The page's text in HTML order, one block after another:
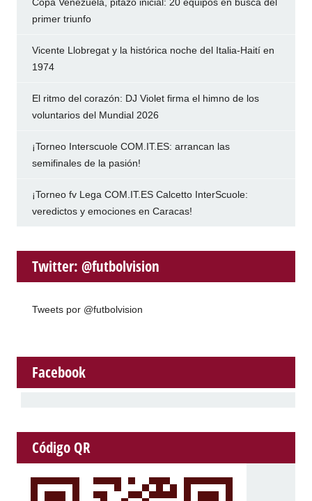
Copa Venezuela, pitazo inicial: 20 equipos en busca del
primer triunfo
Vicente Llobregat y la histórica noche del Italia-Haití en
1974
El ritmo del corazón: DJ Violet firma el himno de los
voluntarios del Mundial 2026
¡Torneo Interscuole COM.IT.ES: arrancan las
semifinales de la pasión!
¡Torneo fv Lega COM.IT.ES Calcetto InterScuole:
veredictos y emociones en Caracas!
Twitter: @futbolvision
Tweets por @futbolvision
Facebook
Código QR